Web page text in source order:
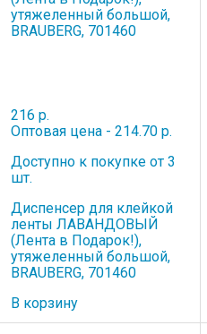
216 р.
Оптовая цена - 214.70 р.
Доступно к покупке от 3
шт.
Диспенсер для клейкой
ленты ЛАВАНДОВЫЙ
(Лента в Подарок!),
утяжеленный большой,
BRAUBERG, 701460
В корзину